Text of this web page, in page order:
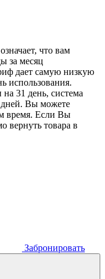
что вам
за месяц
дает самую низкую
использования.
31 день, система
дней. Вы можете
время. Если Вы
вернуть товара в
Забронировать